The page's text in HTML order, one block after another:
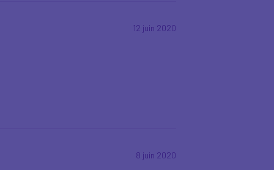
12 juin 2020
8 juin 2020